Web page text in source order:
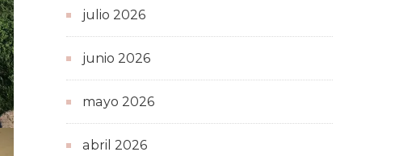
julio 2026
junio 2026
mayo 2026
abril 2026